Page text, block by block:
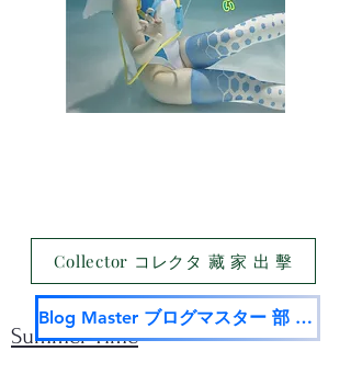
Summer Time
Collector コレクタ 藏 家 出 擊
Blog Master ブログマスター 部 落 名 家